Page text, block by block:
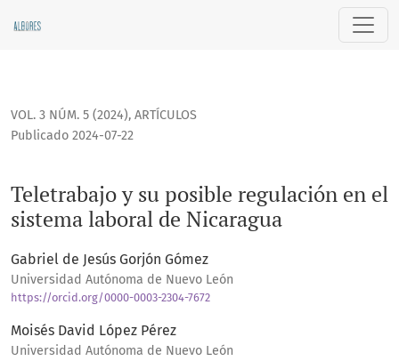
Teletrabajo y su posible regulación en el sistema laboral
VOL. 3 NÚM. 5 (2024), ARTÍCULOS
Teletrabajo y su posible regulación en el
sistema laboral de Nicaragua
Publicado 2024-07-22
Gabriel de Jesús Gorjón Gómez
Universidad Autónoma de Nuevo León
https://orcid.org/0000-0003-2304-7672
Moisés David López Pérez
Universidad Autónoma de Nuevo León